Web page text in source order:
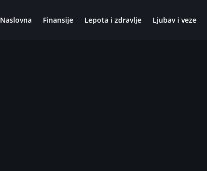
Naslovna Finansije Lepota i zdravlje Ljubav i veze